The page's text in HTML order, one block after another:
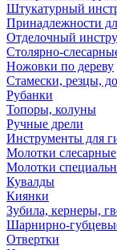
Штукатурный
Принадлежности
Отделочный
Столярно-
Ножовки по дереву
Стамески, резцы,
Рубанки
Топоры, колуны
Ручные дрели
Инструменты для
Молотки слесарные
Молотки
Кувалды
Киянки
Зубила, кернеры,
Шарнирно-
Отвертки